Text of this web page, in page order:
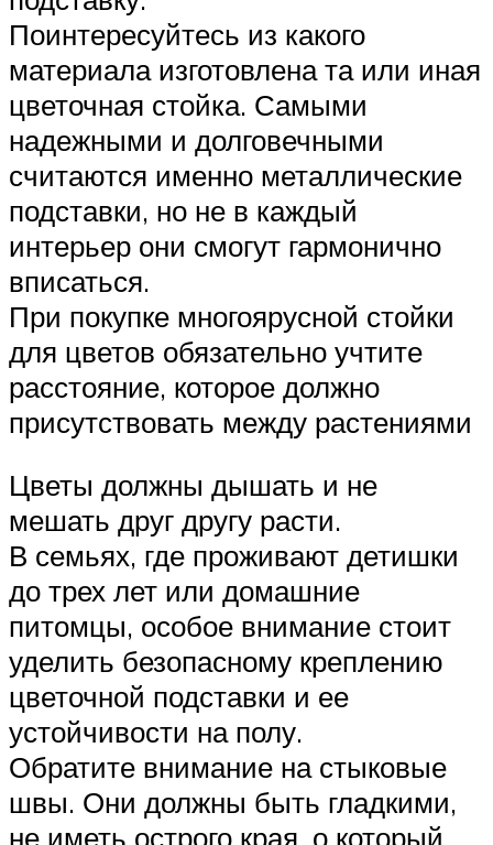
Поинтересуйтесь из какого
материала изготовлена та или иная
цветочная стойка. Самыми
надежными и долговечными
считаются именно металлические
подставки, но не в каждый
интерьер они смогут гармонично
вписаться.
При покупке многоярусной стойки
для цветов обязательно учтите
расстояние, которое должно
присутствовать между растениями
Цветы должны дышать и не
мешать друг другу расти.
В семьях, где проживают детишки
до трех лет или домашние
питомцы, особое внимание стоит
уделить безопасному креплению
цветочной подставки и ее
устойчивости на полу.
Обратите внимание на стыковые
швы. Они должны быть гладкими,
не иметь острого края, о который